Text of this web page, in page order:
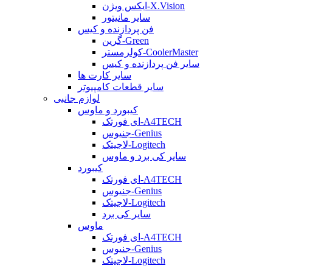
ایکس ویژن-X.Vision
سایر مانیتور
فن پردازنده و کیس
گرین-Green
کولرمستر-CoolerMaster
سایر فن پردازنده و کیس
سایر کارت ها
سایر قطعات کامپیوتر
لوازم جانبی
کیبورد و ماوس
ای فورتک-A4TECH
جنیوس-Genius
لاجیتک-Logitech
سایر کی برد و ماوس
کیبورد
ای فورتک-A4TECH
جنیوس-Genius
لاجیتک-Logitech
سایر کی برد
ماوس
ای فورتک-A4TECH
جنیوس-Genius
لاجیتک-Logitech